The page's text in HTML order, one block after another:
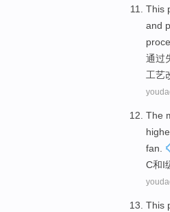
This
and
通过
工艺
The
fan
C和I
This